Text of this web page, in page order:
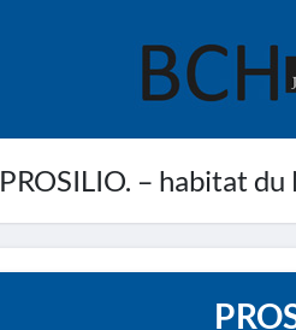
PROSILIO. – habitat